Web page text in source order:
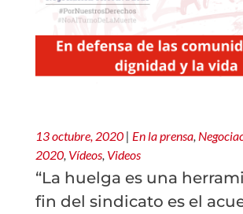
13 octubre, 2020 | En la prensa
2020 Vídeos Videos
“La huelga es una
fin del sindicato es el